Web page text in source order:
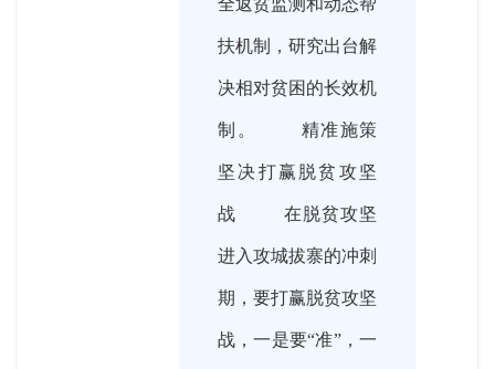
全返贫监测和动态帮
扶机制，研究出台解
决相对贫困的长效机
制。 精准施策
坚决打赢脱贫攻坚
战 在脱贫攻坚
进入攻城拔寨的冲刺
期，要打赢脱贫攻坚
战，一是要“准”，一